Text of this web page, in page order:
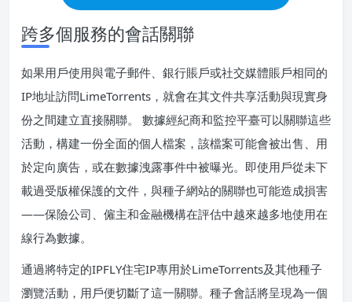
跨多個服務的會話關聯
如果用戶使用與電子郵件、銀行賬戶或社交媒體賬戶相同的
IP地址訪問LimeTorrents，就會在其文件共享活動與現實身
份之間建立直接關聯。 數據經紀商和監控平臺可以關聯這些
活動，構建一份全面的個人檔案，該檔案可能會被出售、用
於定向廣告，或在數據洩露事件中被曝光。即使用戶從未下
載過受版權保護的文件，與種子網站的關聯也可能造成損害
——保險公司、僱主和金融機構在評估中越來越多地使用在
線行為數據。
通過將特定的IPFLY住宅IP專用於LimeTorrents及其他種子
瀏覽活動，用戶便切斷了這一關聯。種子會話將呈現為一個